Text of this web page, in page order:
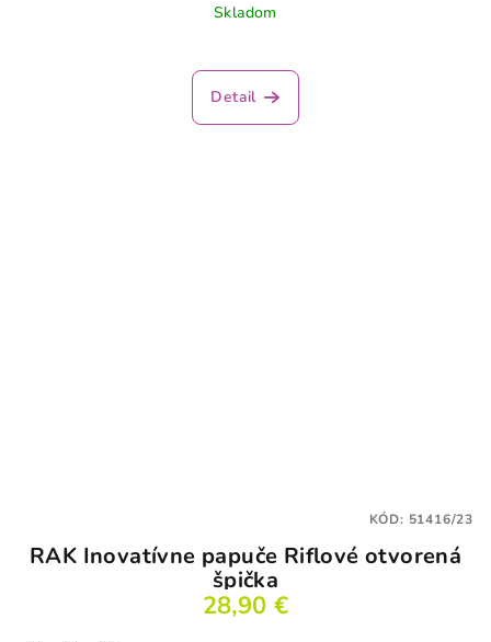
Skladom
Detail
RAK Inovatívne papuče Riflové otvorená
špička
28,90 €
KÓD: 51416/23